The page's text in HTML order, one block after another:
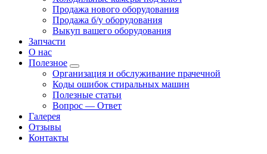
Продажа нового оборудования
Продажа б/у оборудования
Выкуп вашего оборудования
Запчасти
О нас
Полезное
Организация и обслуживание прачечной
Коды ошибок стиральных машин
Полезные статьи
Вопрос — Ответ
Галерея
Отзывы
Контакты